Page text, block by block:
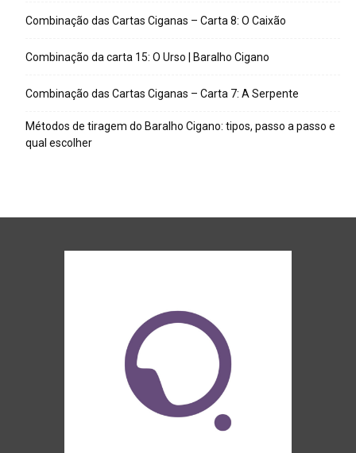
Combinação das Cartas Ciganas – Carta 8: O Caixão
Combinação da carta 15: O Urso | Baralho Cigano
Combinação das Cartas Ciganas – Carta 7: A Serpente
Métodos de tiragem do Baralho Cigano: tipos, passo a passo e
qual escolher